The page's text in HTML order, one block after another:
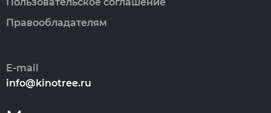
Правообладателям
E-mail
info@kinotree.ru